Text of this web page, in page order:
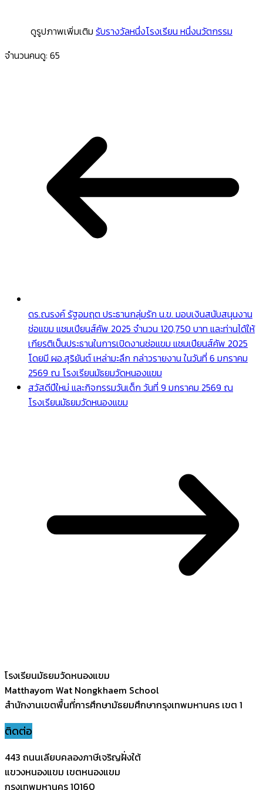
ดูรูปภาพเพิ่มเติม รับรางวัลหนึ่งโรงเรียน หนึ่งนวัตกรรม
จำนวนคนดู: 65
ดร.ณรงค์ รัฐอมฤต ประธานกลุ่มรัก น.ข. มอบเงินสนับสนุนงาน
ช่อแขม แชมเปียนส์คัพ 2025 จำนวน 120,750 บาท และท่านได้ให้
เกียรติเป็นประธานในการเปิดงานช่อแขม แชมเปียนส์คัพ 2025
โดยมี ผอ.สุริยันต์ เหล่ามะลึก กล่าวรายงาน ในวันที่ 6 มกราคม
2569 ณ โรงเรียนมัธยมวัดหนองแขม
สวัสดีปีใหม่ และกิจกรรมวันเด็ก วันที่ 9 มกราคม 2569 ณ
โรงเรียนมัธยมวัดหนองแขม
โรงเรียนมัธยมวัดหนองแขม
Matthayom Wat Nongkhaem School
สำนักงานเขตพื้นที่การศึกษามัธยมศึกษากรุงเทพมหานคร เขต 1
ติดต่อ
443 ถนนเลียบคลองภาษีเจริญฝั่งใต้
แขวงหนองแขม เขตหนองแขม
กรุงเทพมหานคร 10160